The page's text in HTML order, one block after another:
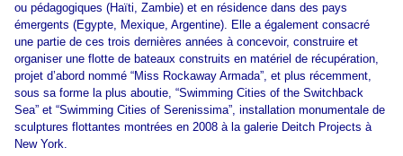
ou pédagogiques (Haïti, Zambie) et en résidence dans des pays
émergents (Egypte, Mexique, Argentine). Elle a également consacré
une partie de ces trois dernières années à concevoir, construire et
organiser une flotte de bateaux construits en matériel de récupération,
projet d’abord nommé “Miss Rockaway Armada”, et plus récemment,
sous sa forme la plus aboutie, “Swimming Cities of the Switchback
Sea” et “Swimming Cities of Serenissima”, installation monumentale de
sculptures flottantes montrées en 2008 à la galerie Deitch Projects à
New York.